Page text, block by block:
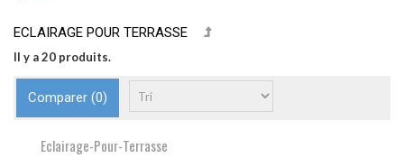
ECLAIRAGE POUR TERRASSE
Il y a 20 produits.
Comparer (0)
Eclairage-Pour-Terrasse